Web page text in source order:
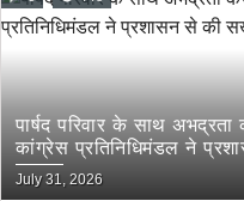
पार्षद परिवार के साथ
कांग्रेस प्रतिनिधिमंडल ने
मांग
July 31, 2026